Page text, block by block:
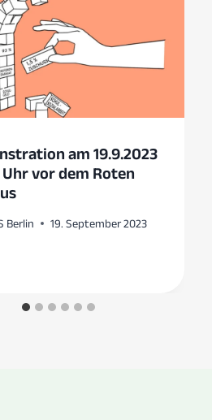
am 19.9.2023
Uhr vor dem Roten
Berlin 19. September 2023